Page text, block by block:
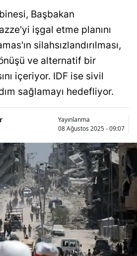
Başbakan
işgal etme planını
silahsızlandırılması,
ve alternatif bir
içeriyor. IDF ise sivil
sağlamayı hedefliyor.
Yayınlanma
08 Ağustos 2025 - 09:07